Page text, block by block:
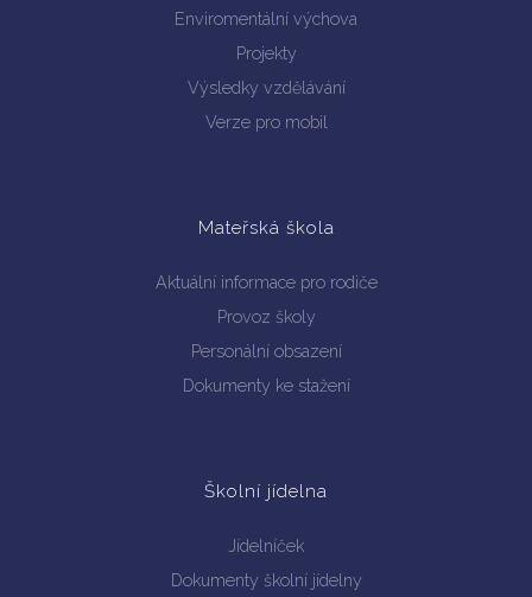
Enviromentální výchova
Projekty
Výsledky vzdělávání
Verze pro mobil
Mateřská škola
Aktuální informace pro rodiče
Provoz školy
Personální obsazení
Dokumenty ke stažení
Školní jídelna
Jídelníček
Dokumenty školní jídelny